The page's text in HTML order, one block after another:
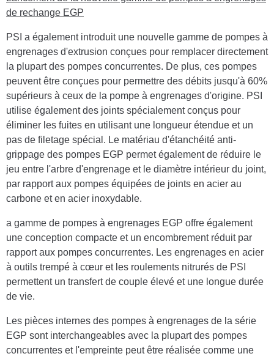
de rechange EGP
PSI a également introduit une nouvelle gamme de pompes à
engrenages d'extrusion conçues pour remplacer directement
la plupart des pompes concurrentes. De plus, ces pompes
peuvent être conçues pour permettre des débits jusqu'à 60%
supérieurs à ceux de la pompe à engrenages d'origine. PSI
utilise également des joints spécialement conçus pour
éliminer les fuites en utilisant une longueur étendue et un
pas de filetage spécial. Le matériau d'étanchéité anti-
grippage des pompes EGP permet également de réduire le
jeu entre l'arbre d'engrenage et le diamètre intérieur du joint,
par rapport aux pompes équipées de joints en acier au
carbone et en acier inoxydable.
a gamme de pompes à engrenages EGP offre également
une conception compacte et un encombrement réduit par
rapport aux pompes concurrentes. Les engrenages en acier
à outils trempé à cœur et les roulements nitrurés de PSI
permettent un transfert de couple élevé et une longue durée
de vie.
Les pièces internes des pompes à engrenages de la série
EGP sont interchangeables avec la plupart des pompes
concurrentes et l'empreinte peut être réalisée comme une